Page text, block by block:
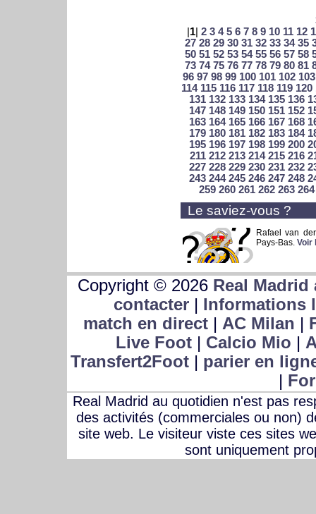
1| 2 3 4 5 6 7 8 9 10 11 12
27 28 29 30 31 32 33 34 35
50 51 52 53 54 55 56 57 58
73 74 75 76 77 78 79 80 81
96 97 98 99 100 101 102 103
114 115 116 117 118 119 120
131 132 133 134 135 136
147 148 149 150 151 152
163 164 165 166 167 168
179 180 181 182 183 184
195 196 197 198 199 200
211 212 213 214 215 216
227 228 229 230 231 232
243 244 245 246 247 248
259 260 261 262 263 264
Le saviez-vous ?
Rafael van
Pays-Bas. Voir
Copyright © 2026 Real
contacter | Informations
match en direct| AC Milan |
Live Foot| Calcio Mio |
Transfert2Foot | parier en
|
Real Madrid au quotidien n'est pas
des activités (commerciales ou non)
site web. Le visiteur viste ces sites
sont uniquement